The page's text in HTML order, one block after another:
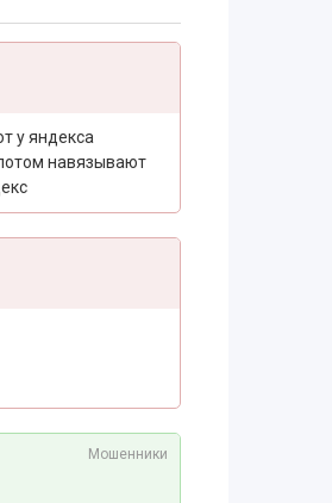
у яндекса
навязывают
Мошенники